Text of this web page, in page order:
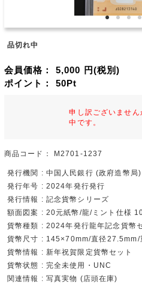
品切れ中
会員価格： 5,000 円(税別)
ポイント： 50Pt
申し訳ございませ
中です。
商品コード： M2701-1237
発行機関 : 中国人民銀行 (政府造幣局)
発行年号 : 2024年発行発行
発行情報 : 記念貨幣シリーズ
額面図案 : 20元紙幣/龍/ミント仕様
貨幣種類 : 2024年発行龍年記念貨幣
貨幣尺寸 : 145×70mm/直径27.5mm/
貨幣情報 : 新年祝賀限定貨幣セット
貨幣状態 : 完全未使用・UNC
関連情報 : 写真実物 (店頭在庫)